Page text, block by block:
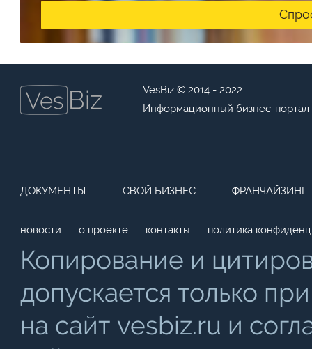
VesBiz © 2014 - 2022
Информационный бизнес-портал
ДОКУМЕНТЫ СВОЙ БИЗНЕС ФРАНЧАЙЗИНГ
новости о проекте контакты политика
Копирование и
допускается только
на сайт vesbiz.ru и